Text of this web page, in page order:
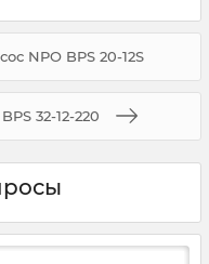
NPO BPS 20-12S
32-12-220